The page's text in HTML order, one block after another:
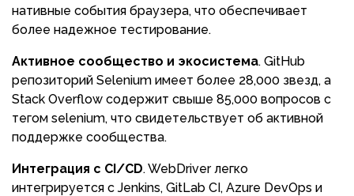
нативные события браузера, что обеспечивает
более надежное тестирование.
Активное сообщество и экосистема. GitHub
репозиторий Selenium имеет более 28,000 звезд, а
Stack Overflow содержит свыше 85,000 вопросов с
тегом selenium, что свидетельствует об активной
поддержке сообщества.
Интеграция с CI/CD. WebDriver легко
интегрируется с Jenkins, GitLab CI, Azure DevOps и